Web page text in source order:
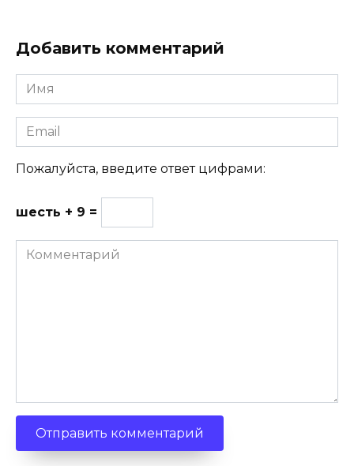
Добавить комментарий
Имя
Email
Пожалуйста, введите ответ цифрами:
шесть + 9 =
Комментарий